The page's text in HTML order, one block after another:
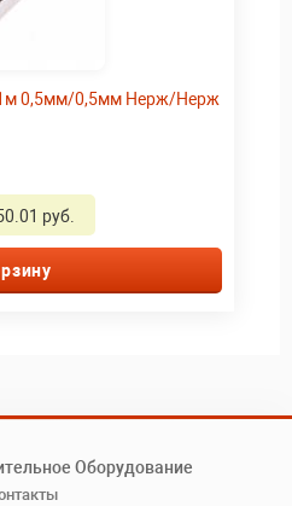
0,5мм/0,5мм Нерж/Нерж
руб.
Оборудование